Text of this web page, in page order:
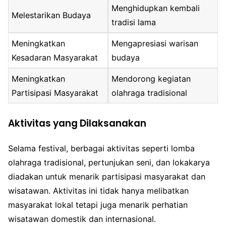
Melestarikan Budaya
Menghidupkan kembali
tradisi lama
Meningkatkan
Kesadaran Masyarakat
Mengapresiasi warisan
budaya
Meningkatkan
Partisipasi Masyarakat
Mendorong kegiatan
olahraga tradisional
Aktivitas yang Dilaksanakan
Selama festival, berbagai aktivitas seperti lomba
olahraga tradisional, pertunjukan seni, dan lokakarya
diadakan untuk menarik partisipasi masyarakat dan
wisatawan. Aktivitas ini tidak hanya melibatkan
masyarakat lokal tetapi juga menarik perhatian
wisatawan domestik dan internasional.